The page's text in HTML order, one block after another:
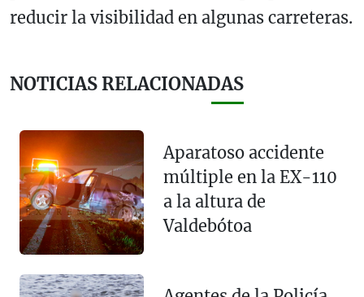
reducir la visibilidad en algunas carreteras.
NOTICIAS RELACIONADAS
Aparatoso accidente
múltiple en la EX-110
a la altura de
Valdebótoa